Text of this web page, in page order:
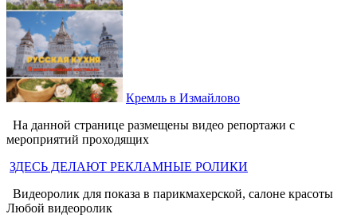
Кремль в Измайлово
На данной странице размещены видео репортажи с
мероприятий проходящих
ЗДЕСЬ ДЕЛАЮТ РЕКЛАМНЫЕ РОЛИКИ
Видеоролик для показа в парикмахерской, салоне красоты
Любой видеоролик